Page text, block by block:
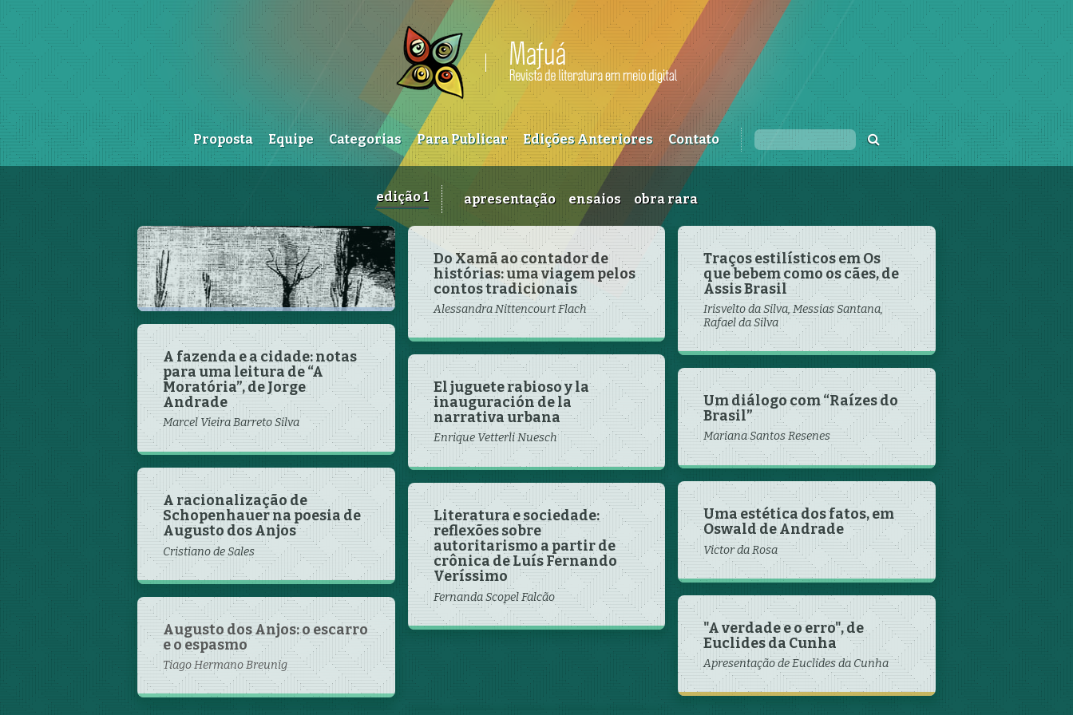
Proposta Equipe Categorias Para Publicar Edições Anteriores Contato
edição 1 apresentação ensaios obra rara
Apresentação e editorial
Mafuá
A fazenda e a cidade: notas
para uma leitura de “A
Moratória”, de Jorge
Andrade
Marcel Vieira Barreto Silva
A racionalização de
Schopenhauer na poesia de
Augusto dos Anjos
Cristiano de Sales
Augusto dos Anjos: o escarro
e o espasmo
Tiago Hermano Breunig
Do Xamã ao contador de
histórias: uma viagem pelos
contos tradicionais
Alessandra Nittencourt Flach
El juguete rabioso y la
inauguración de la
narrativa urbana
Enrique Vetterli Nuesch
Literatura e sociedade:
reflexões sobre
autoritarismo a partir de
crônica de Luís Fernando
Veríssimo
Fernanda Scopel Falcão
Traços estilísticos em Os
que bebem como os cães, de
Assis Brasil
Irisvelto da Silva, Messias Santana,
Rafael da Silva
Um diálogo com “Raízes do
Brasil”
Mariana Santos Resenes
Uma estética dos fatos, em
Oswald de Andrade
Victor da Rosa
"A verdade e o erro", de
Euclides da Cunha
Apresentação de Euclides da Cunha